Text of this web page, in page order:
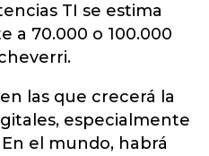
TI se estima
a 70.000 o 100.000
las que crecerá la
especialmente
el mundo, habrá